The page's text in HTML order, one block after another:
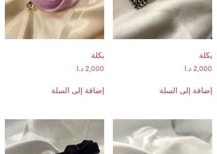
بكلة
2,000 د.ا
إضافة إلى السلة
بكلة
2,000 د.ا
إضافة إلى السلة